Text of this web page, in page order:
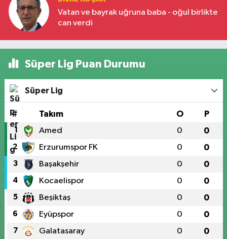
Vatan ve bayrak uğruna baba - oğul birlikte
can verdi
Süper Lig Puan Durumu
Süper Lig
# Takım O P
1 Amed 0 0
2 Erzurumspor FK 0 0
3 Başakşehir 0 0
4 Kocaelispor 0 0
5 Beşiktaş 0 0
6 Eyüpspor 0 0
7 Galatasaray 0 0